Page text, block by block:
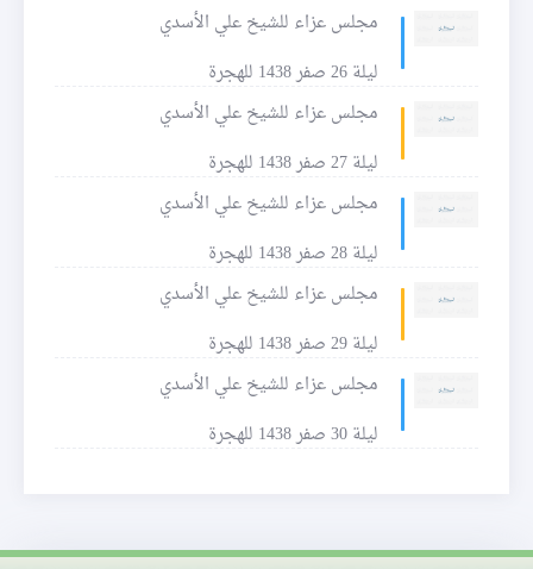
مجلس عزاء للشيخ علي الأسدي
ليلة 26 صفر 1438 للهجرة
مجلس عزاء للشيخ علي الأسدي
ليلة 27 صفر 1438 للهجرة
مجلس عزاء للشيخ علي الأسدي
ليلة 28 صفر 1438 للهجرة
مجلس عزاء للشيخ علي الأسدي
ليلة 29 صفر 1438 للهجرة
مجلس عزاء للشيخ علي الأسدي
ليلة 30 صفر 1438 للهجرة